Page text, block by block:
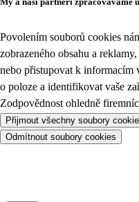
Povolením souborů cookies
zobrazeného obsahu a
nebo přistupovat k informacím
o poloze a identifikovat vaše
Zodpovědnost ohledně
Přijmout všechny soubory cookie
Odmítnout soubory cookies